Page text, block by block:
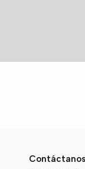
Contáctanos